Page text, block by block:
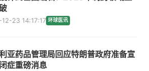
23 14:17:17 环球医讯
亚药品管理局回应特朗普政府准备宣
症重磅消息